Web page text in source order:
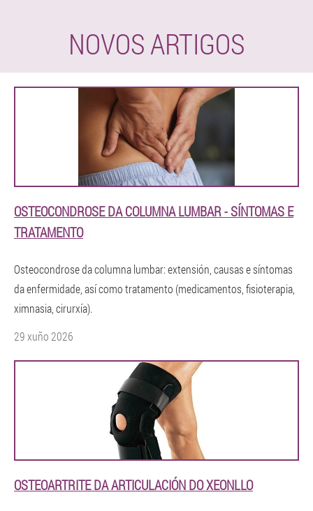
NOVOS ARTIGOS
OSTEOCONDROSE DA COLUMNA LUMBAR - SÍNTOMAS E
TRATAMENTO
Osteocondrose da columna lumbar: extensión, causas e síntomas
da enfermidade, así como tratamento (medicamentos, fisioterapia,
ximnasia, cirurxía).
29 xuño 2026
OSTEOARTRITE DA ARTICULACIÓN DO XEONLLO